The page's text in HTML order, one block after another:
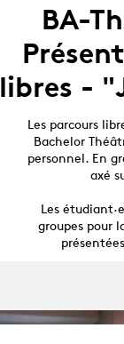
BA-
libres -
Les parcours
Bachelor
personnel. En
axé
Les
groupes pour